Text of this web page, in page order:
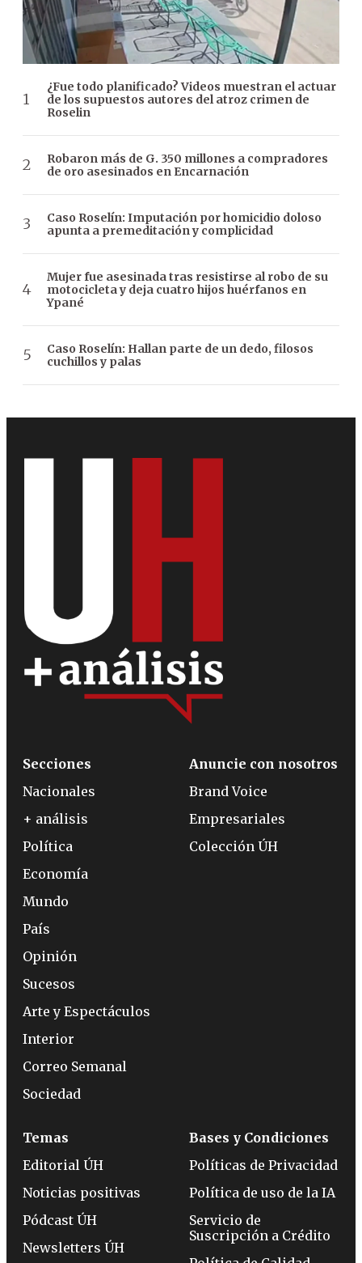
¿Fue todo planificado? Videos muestran el actuar
de los supuestos autores del atroz crimen de
Roselin
Robaron más de G. 350 millones a compradores
de oro asesinados en Encarnación
Caso Roselín: Imputación por homicidio doloso
apunta a premeditación y complicidad
Mujer fue asesinada tras resistirse al robo de su
motocicleta y deja cuatro hijos huérfanos en
Ypané
Caso Roselín: Hallan parte de un dedo, filosos
cuchillos y palas
Secciones
Nacionales
+ análisis
Política
Economía
Mundo
País
Opinión
Sucesos
Arte y Espectáculos
Interior
Correo Semanal
Sociedad
Anuncie con nosotros
Brand Voice
Empresariales
Colección ÚH
Temas
Editorial ÚH
Noticias positivas
Pódcast ÚH
Newsletters ÚH
Bases y Condiciones
Políticas de Privacidad
Política de uso de la IA
Servicio de
Suscripción a Crédito